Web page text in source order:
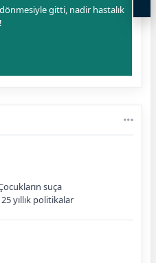
gitti, nadir hastalık
suça
yıllık politikalar